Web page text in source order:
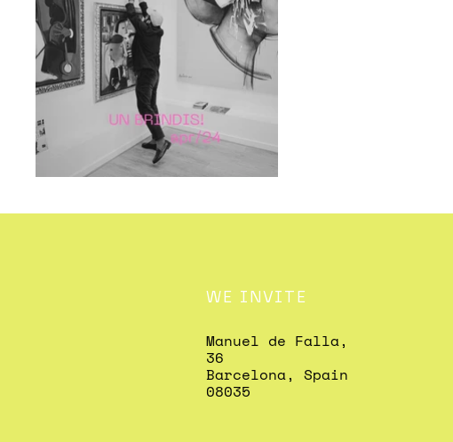
WE INVITE
Manuel de Falla,
36
Barcelona, Spain
08035